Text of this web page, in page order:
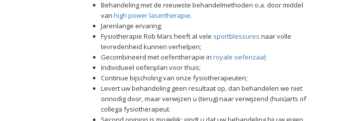
Behandeling met de nieuwste behandelmethoden o.a. door middel
van high power lasertherapie.
Jarenlange ervaring;
Fysiotherapie Rob Mars heeft al vele sportblessures naar volle
tevredenheid kunnen verhelpen;
Gecombineerd met oefentherapie in royale oefenzaal;
Individueel oefenplan voor thuis;
Continue bijscholing van onze fysiotherapeuten;
Levert uw behandeling geen resultaat op, dan behandelen we niet
onnodig door, maar verwijzen u (terug) naar verwijzend (huis)arts of
collega fysiotherapeut.